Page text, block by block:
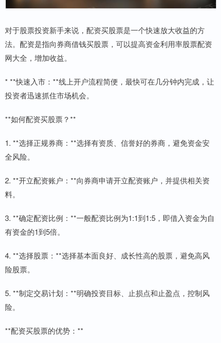
对于股票投资新手来说，配资买股票是一个快速放大收益的方
法。配资是指向券商借钱买股票，可以提高资金利用率股票配资
网大全，增加收益。
* **快速入市：**线上开户流程简便，最快可在几分钟内完成，让
投资者迅速抓住市场机会。
**如何配资买股票？**
1. **选择正规券商：**选择有资质、信誉好的券商，避免资金安
全风险。
2. **开立配资账户：**向券商申请开立配资账户，并提供相关资
料。
3. **确定配资比例：**一般配资比例为1:1到1:5，即借入资金为自
有资金的1到5倍。
4. **选择股票：**选择基本面良好、成长性高的股票，避免高风
险股票。
5. **制定交易计划：**明确投资目标、止损点和止盈点，控制风
险。
**配资买股票的优势：**